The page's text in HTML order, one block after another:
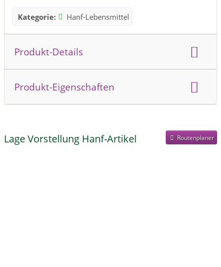
Kategorie: Hanf-Lebensmittel
Produkt-Details
Produkt-Eigenschaften
Lage Vorstellung Hanf-Artikel Routenplaner